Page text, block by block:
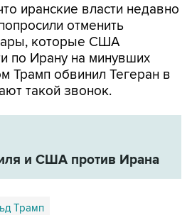
иранские власти недавно
отменить
которые США
по Ирану на минувших
Трамп обвинил Тегеран в
такой звонок.
и США против Ирана
Трамп